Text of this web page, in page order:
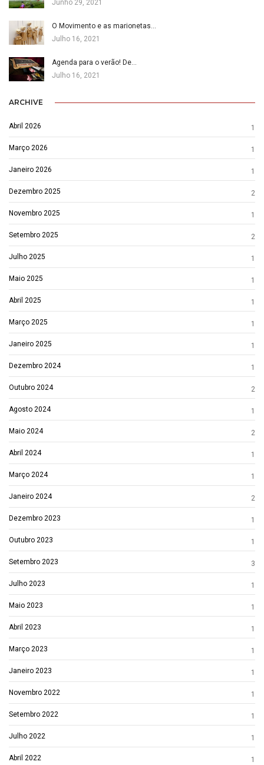
Junho 29, 2021
O Movimento e as marionetas…
Julho 16, 2021
Agenda para o verão! De…
Julho 16, 2021
ARCHIVE
Abril 2026 1
Março 2026 1
Janeiro 2026 1
Dezembro 2025 2
Novembro 2025 1
Setembro 2025 2
Julho 2025 1
Maio 2025 1
Abril 2025 1
Março 2025 1
Janeiro 2025 1
Dezembro 2024 1
Outubro 2024 2
Agosto 2024 1
Maio 2024 2
Abril 2024 1
Março 2024 1
Janeiro 2024 2
Dezembro 2023 1
Outubro 2023 1
Setembro 2023 3
Julho 2023 1
Maio 2023 1
Abril 2023 1
Março 2023 1
Janeiro 2023 1
Novembro 2022 1
Setembro 2022 1
Julho 2022 1
Abril 2022 1